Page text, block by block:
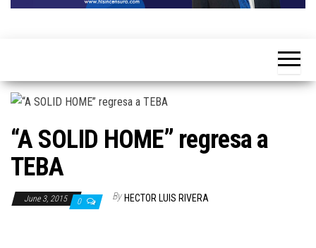
n
i
g
“A SOLID HOME” regresa a
TEBA
June 3, 2015 0 By HECTOR LUIS RIVERA